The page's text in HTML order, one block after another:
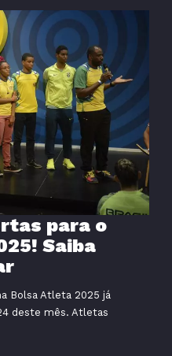
para o
Saiba
Bolsa Atleta 2025 já
deste mês. Atletas